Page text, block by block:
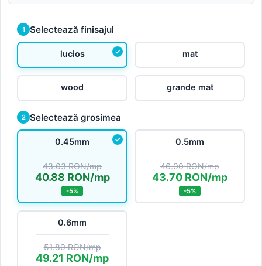
1 Selectează finisajul
lucios mat
wood grande mat
2 Selectează grosimea
0.45mm
43.03 RON/mp
40.88 RON/mp
-5%
0.5mm
46.00 RON/mp
43.70 RON/mp
-5%
0.6mm
51.80 RON/mp
49.21 RON/mp